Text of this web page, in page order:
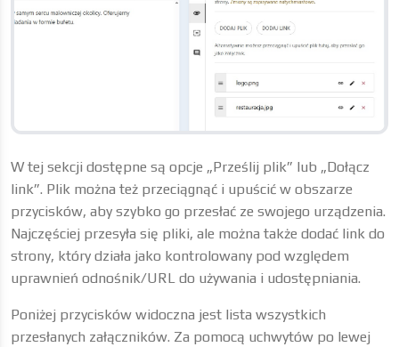
W tej sekcji dostępne są opcje „Prześlij plik” lub „Dołącz
link”. Plik można też przeciągnąć i upuścić w obszarze
przycisków, aby szybko go przesłać ze swojego urządzenia.
Najczęściej przesyła się pliki, ale można także dodać link do
strony, który działa jako kontrolowany pod względem
uprawnień odnośnik/URL do używania i udostępniania.
Poniżej przycisków widoczna jest lista wszystkich
przesłanych załączników. Za pomocą uchwytów po lewej